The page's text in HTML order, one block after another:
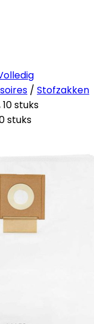
/ Stofzakken
stuks
stuks